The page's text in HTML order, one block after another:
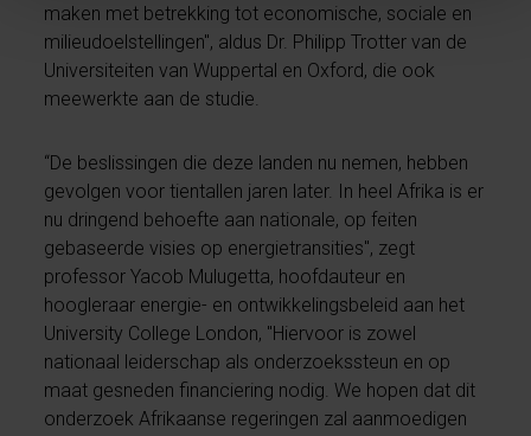
maken met betrekking tot economische, sociale en
milieudoelstellingen", aldus Dr. Philipp Trotter van de
Universiteiten van Wuppertal en Oxford, die ook
meewerkte aan de studie.
“De beslissingen die deze landen nu nemen, hebben
gevolgen voor tientallen jaren later. In heel Afrika is er
nu dringend behoefte aan nationale, op feiten
gebaseerde visies op energietransities", zegt
professor Yacob Mulugetta, hoofdauteur en
hoogleraar energie- en ontwikkelingsbeleid aan het
University College London, "Hiervoor is zowel
nationaal leiderschap als onderzoekssteun en op
maat gesneden financiering nodig. We hopen dat dit
onderzoek Afrikaanse regeringen zal aanmoedigen